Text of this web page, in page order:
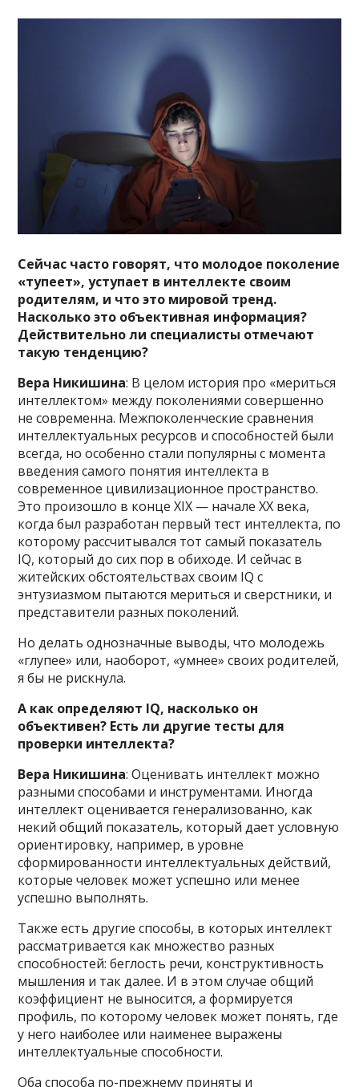
Сейчас часто говорят, что молодое поколение
«тупеет», уступает в интеллекте своим
родителям, и что это мировой тренд.
Насколько это объективная информация?
Действительно ли специалисты отмечают
такую тенденцию?
Вера Никишина: В целом история про «мериться
интеллектом» между поколениями совершенно
не современна. Межпоколенческие сравнения
интеллектуальных ресурсов и способностей были
всегда, но особенно стали популярны с момента
введения самого понятия интеллекта в
современное цивилизационное пространство.
Это произошло в конце XIX — начале XX века,
когда был разработан первый тест интеллекта, по
которому рассчитывался тот самый показатель
IQ, который до сих пор в обиходе. И сейчас в
житейских обстоятельствах своим IQ с
энтузиазмом пытаются мериться и сверстники, и
представители разных поколений.
Но делать однозначные выводы, что молодежь
«глупее» или, наоборот, «умнее» своих родителей,
я бы не рискнула.
А как определяют IQ, насколько он
объективен? Есть ли другие тесты для
проверки интеллекта?
Вера Никишина: Оценивать интеллект можно
разными способами и инструментами. Иногда
интеллект оценивается генерализованно, как
некий общий показатель, который дает условную
ориентировку, например, в уровне
сформированности интеллектуальных действий,
которые человек может успешно или менее
успешно выполнять.
Также есть другие способы, в которых интеллект
рассматривается как множество разных
способностей: беглость речи, конструктивность
мышления и так далее. И в этом случае общий
коэффициент не выносится, а формируется
профиль, по которому человек может понять, где
у него наиболее или наименее выражены
интеллектуальные способности.
Оба способа по-прежнему приняты и